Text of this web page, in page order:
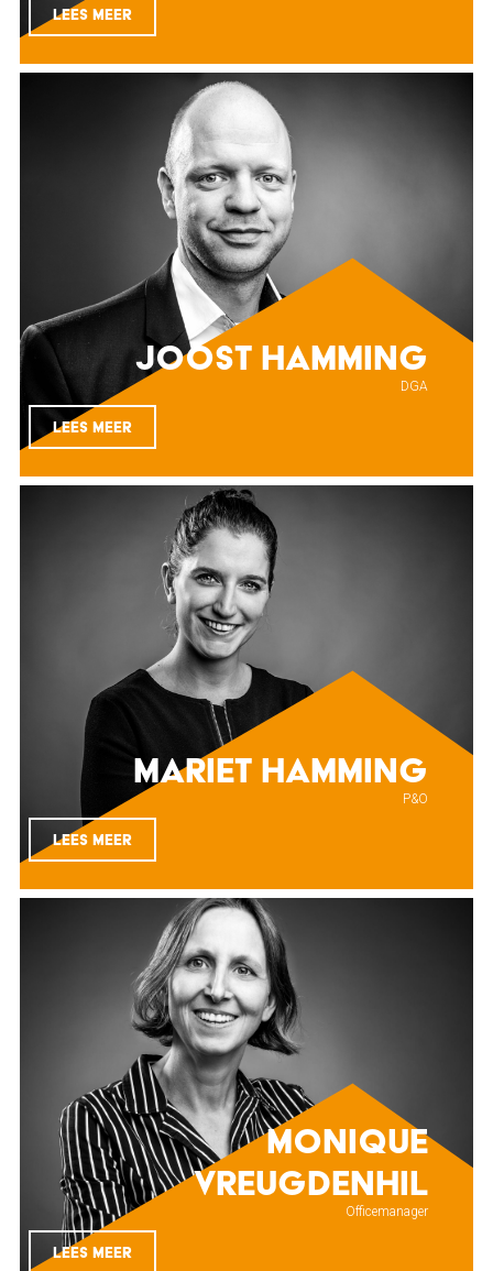
LEES MEER
Joost Hamming
DGA
LEES MEER
Mariet Hamming
P&O
LEES MEER
Monique
Vreugdenhil
Officemanager
LEES MEER